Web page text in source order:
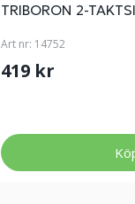
TRIBORON 2-
Art nr: 14752
419 kr